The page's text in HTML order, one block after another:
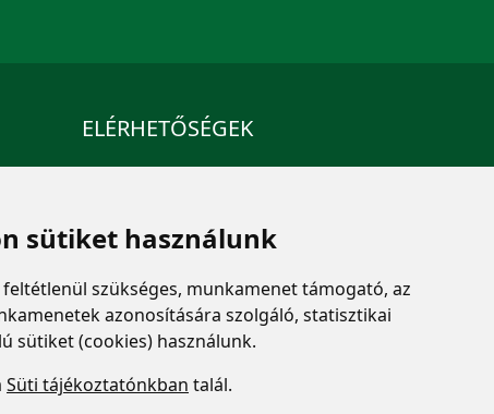
sütiket használunk
szükséges, munkamenet támogató, az
azonosítására szolgáló, statisztikai
sütiket (cookies) használunk.
Süti tájékoztatónkban talál.
ELÉRHETŐSÉGEK
info@mprx.hu